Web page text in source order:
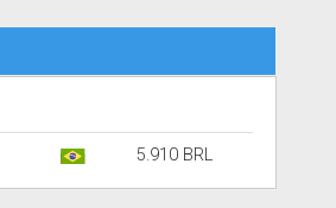
5.910 BRL